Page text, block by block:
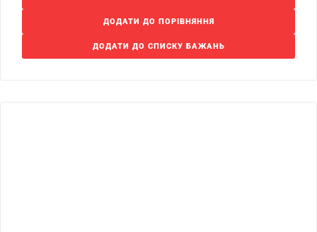
ДОДАТИ ДО ПОРІВНЯННЯ
ДОДАТИ ДО СПИСКУ БАЖАНЬ